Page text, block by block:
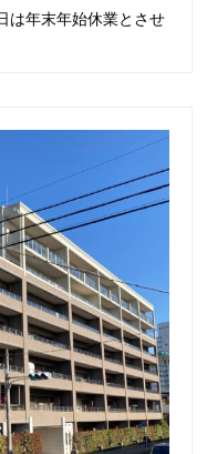
は年末年始休業とさせ